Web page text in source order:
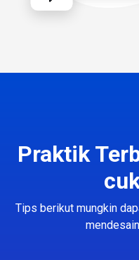
Praktik
Tips berikut mungkin